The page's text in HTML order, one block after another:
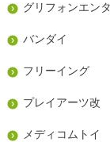
グリフォンエン
バンダイ
フリーイング
プレイアーツ改
メディコムトイ